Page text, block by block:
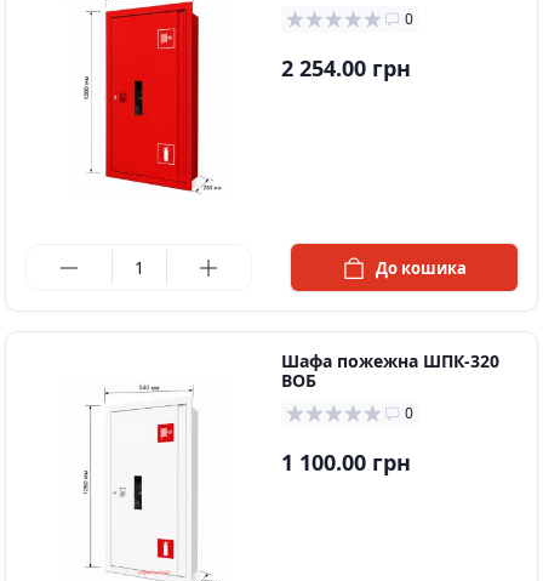
0
2 254.00 грн
До кошика
Шафа пожежна ШПК-320
ВОБ
0
1 100.00 грн